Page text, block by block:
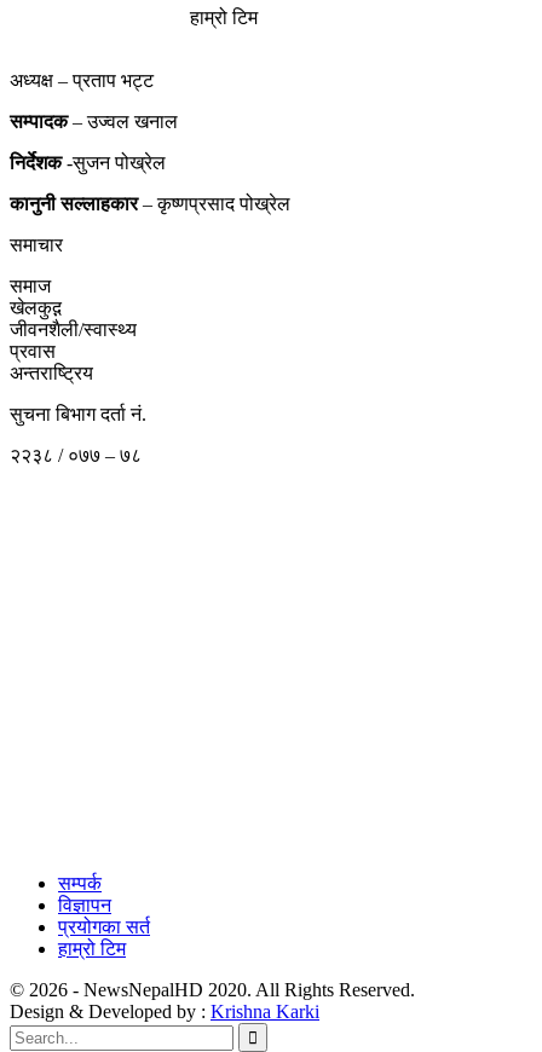
हाम्रो टिम
अध्यक्ष – प्रताप भट्ट
सम्पादक– उज्वल खनाल
निर्देशक-सुजन पोख्रेल
कानुनी सल्लाहकार– कृष्णप्रसाद पोख्रेल
समाचार
समाज
खेलकुद़़
जीवनशैली/स्वास्थ्य
प्रवास
अन्तराष्ट्रिय
सुचना बिभाग दर्ता नं.
२२३८ / ०७७ – ७८
सम्पर्क
विज्ञापन
प्रयोगका सर्त
हाम्रो टिम
© 2026 - NewsNepalHD 2020. All Rights Reserved.
Design & Developed by : Krishna Karki